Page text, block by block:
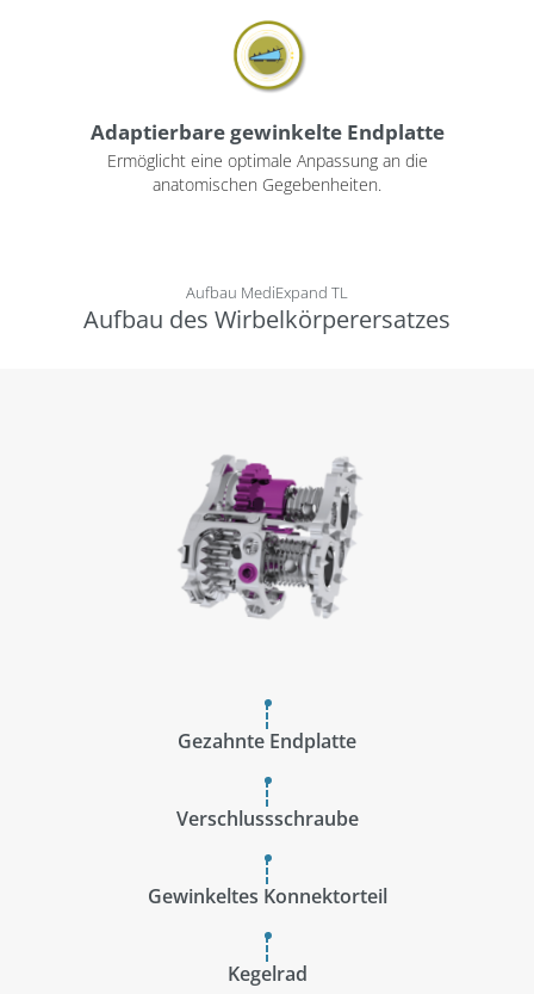
Adaptierbare gewinkelte Endplatte
Ermöglicht eine optimale Anpassung an die
anatomischen Gegebenheiten.
Aufbau MediExpand TL
Aufbau des Wirbelkörperersatzes
Gezahnte Endplatte
Verschlussschraube
Gewinkeltes Konnektorteil
Kegelrad